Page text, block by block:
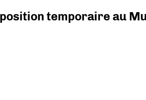
temporaire au